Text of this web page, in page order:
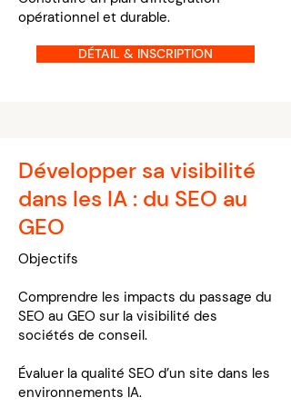
opérationnel et durable.
DÉTAIL & INSCRIPTION
Développer sa visibilité
dans les IA : du SEO au
GEO
Objectifs
Comprendre les impacts du passage du
SEO au GEO sur la visibilité des
sociétés de conseil.
Évaluer la qualité SEO d’un site dans les
environnements IA.